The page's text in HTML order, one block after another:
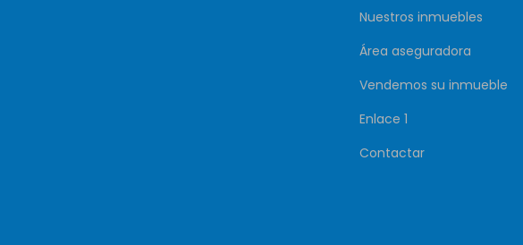
Nuestros inmuebles
Área aseguradora
Vendemos su inmueble
Enlace 1
Contactar